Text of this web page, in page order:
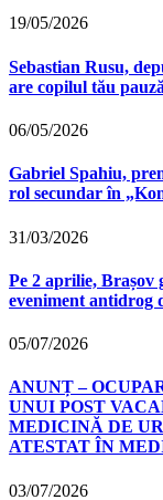
19/05/2026
Sebastian Rusu,
are copilul tău
06/05/2026
Gabriel Spahiu,
rol secundar în
31/03/2026
Pe 2 aprilie, Brașov
eveniment antidrog
05/07/2026
ANUNȚ –
UNUI POST
MEDICINĂ DE
ATESTAT ÎN
03/07/2026